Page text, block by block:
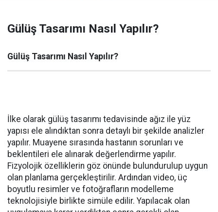
Gülüş Tasarımı Nasıl Yapılır?
Gülüş Tasarımı Nasıl Yapılır?
İlke olarak gülüş tasarımı tedavisinde ağız ile yüz
yapısı ele alındıktan sonra detaylı bir şekilde analizler
yapılır. Muayene sırasında hastanın sorunları ve
beklentileri ele alınarak değerlendirme yapılır.
Fizyolojik özelliklerin göz önünde bulundurulup uygun
olan planlama gerçekleştirilir. Ardından video, üç
boyutlu resimler ve fotoğrafların modelleme
teknolojisiyle birlikte simüle edilir. Yapılacak olan